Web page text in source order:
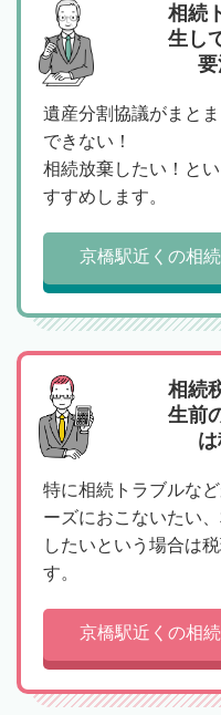
相続
生し
要
遺産分割協議がまと
できない！
相続放棄したい！と
すすめします。
京橋駅近くの相
相続
生前
特に相続トラブルな
ーズにおこないたい
したいという場合は
す。
京橋駅近くの相